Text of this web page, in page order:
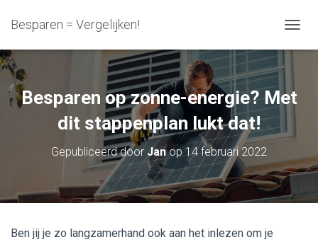
Besparen = Vergelijken!
A
G
A
W
I
S
Besparen op zonne-energie? Met
dit stappenplan lukt dat!
Gepubliceerd door Janop14 februari 2022
Ben jij je zo langzamerhand ook aan het inlezen om je